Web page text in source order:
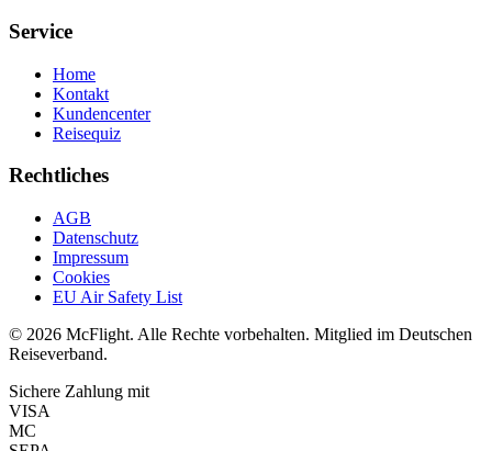
Service
Home
Kontakt
Kundencenter
Reisequiz
Rechtliches
AGB
Datenschutz
Impressum
Cookies
EU Air Safety List
© 2026 McFlight. Alle Rechte vorbehalten. Mitglied im Deutschen
Reiseverband.
Sichere Zahlung mit
VISA
MC